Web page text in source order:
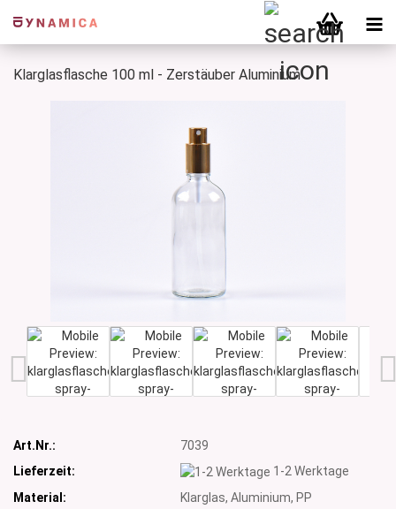
Klarglasflasche 100 ml - Zerstäuber Aluminium
Art.Nr.:
7039
Lieferzeit:
1-2 Werktage
Material:
Klarglas, Aluminium, PP